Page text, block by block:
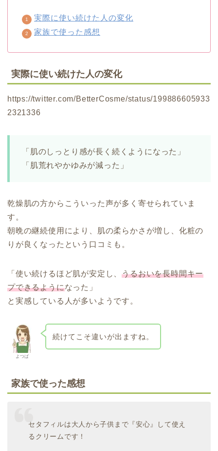
実際に使い続けた人の変化
家族で使った感想
実際に使い続けた人の変化
https://twitter.com/BetterCosme/status/199886605933
2321336
「肌のしっとり感が長く続くようになった」
「肌荒れやかゆみが減った」
乾燥肌の方からこういった声が多く寄せられていま
す。
朝晩の継続使用により、肌の柔らかさが増し、化粧の
りが良くなったという口コミも。
「使い続けるほど肌が安定し、うるおいを長時間キー
プできるようになった」
と実感している人が多いようです。
よつば
続けてこそ違いが出ますね。
家族で使った感想
セタフィルは大人から子供まで『安心』して使え
るクリームです！